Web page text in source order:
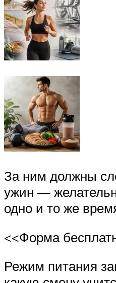
За ним должны
ужин —
одно и то же
<<Форма
Режим питания